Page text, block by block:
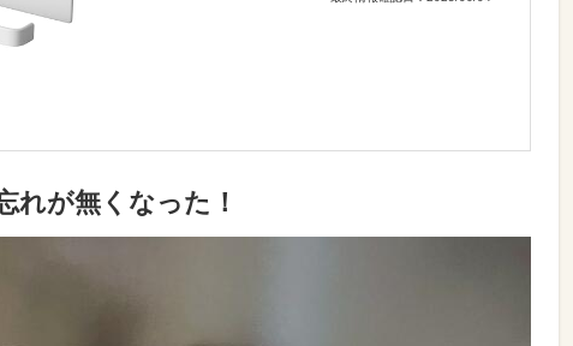
れが無くなった！